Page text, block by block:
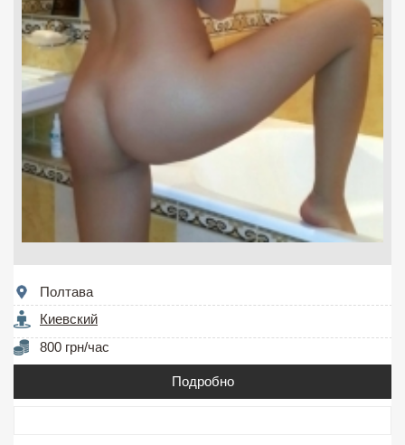
Полтава
Киевский
800 грн/час
Подробно